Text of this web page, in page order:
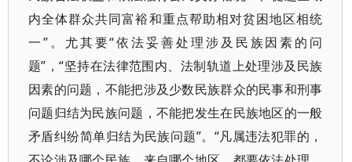
内全体群众共同富裕和重点帮助相对贫困地区相统
一”。尤其要“依法妥善处理涉及民族因素的问
题”，“坚持在法律范围内、法制轨道上处理涉及民族
因素的问题，不能把涉及少数民族群众的民事和刑事
问题归结为民族问题，不能把发生在民族地区的一般
矛盾纠纷简单归结为民族问题”。“凡属违法犯罪的，